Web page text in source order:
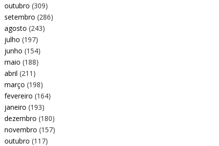
outubro (309)
setembro (286)
agosto (243)
julho (197)
junho (154)
maio (188)
abril (211)
março (198)
fevereiro (164)
janeiro (193)
dezembro (180)
novembro (157)
outubro (117)